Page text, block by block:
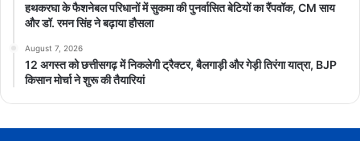
हथकरघा के फैशनेबल परिधानों में सुकमा की पुनर्वासित बेटियों का रैंपवॉक, CM साय
और डॉ. रमन सिंह ने बढ़ाया हौसला
August 7, 2026
12 अगस्त को छत्तीसगढ़ में निकलेगी ट्रैक्टर, बैलगाड़ी और गेड़ी तिरंगा यात्रा, BJP
किसान मोर्चा ने शुरू की तैयारियां